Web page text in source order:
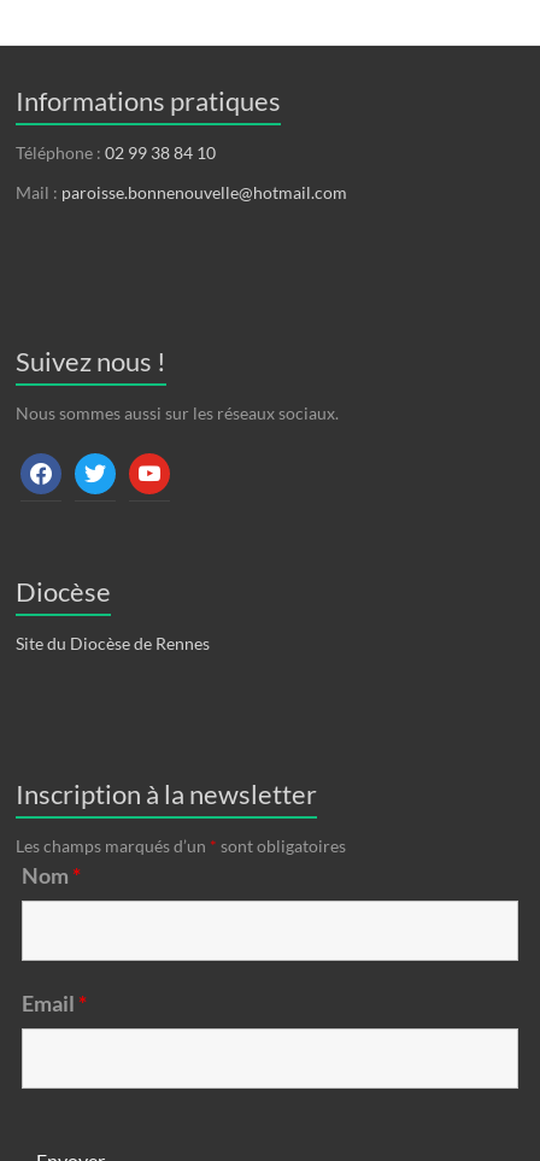
Informations pratiques
Téléphone :02 99 38 84 10
Mail : paroisse.bonnenouvelle@hotmail.com
Suivez nous !
Nous sommes aussi sur les réseaux sociaux.
facebooktwitter youtube
Diocèse
Site du Diocèse de Rennes
Inscription à la newsletter
Les champs marqués d’un * sont obligatoires
Nom *
Email *